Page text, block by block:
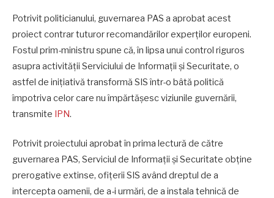
Potrivit politicianului, guvernarea PAS a aprobat acest
proiect contrar tuturor recomandărilor experților europeni.
Fostul prim-ministru spune că, în lipsa unui control riguros
asupra activității Serviciului de Informații și Securitate, o
astfel de inițiativă transformă SIS într-o bâtă politică
împotriva celor care nu împărtășesc viziunile guvernării,
transmite IPN.
Potrivit proiectului aprobat în prima lectură de către
guvernarea PAS, Serviciul de Informații și Securitate obține
prerogative extinse, ofițerii SIS având dreptul de a
intercepta oamenii, de a-i urmări, de a instala tehnică de